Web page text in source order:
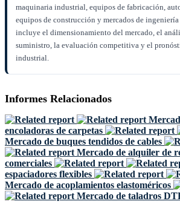
maquinaria industrial, equipos de fabricación,
equipos de construcción y mercados de
incluye el dimensionamiento del mercado, el
suministro, la evaluación competitiva y el
industrial.
Informes Relacionados
encoladoras de carpetas
Mercado de buques tendidos de cables
Mercado de alquiler de
comerciales
espaciadores flexibles
Mercado de acoplamientos elastoméricos
Mercado de taladros